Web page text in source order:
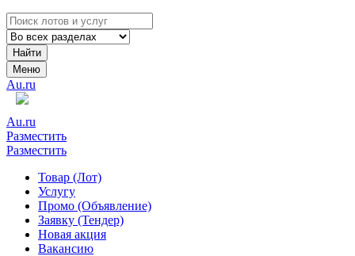
Найти
Меню
Au.ru
Au.ru
Разместить
Разместить
Товар (Лот)
Услугу
Промо (Объявление)
Заявку (Тендер)
Новая акция
Вакансию